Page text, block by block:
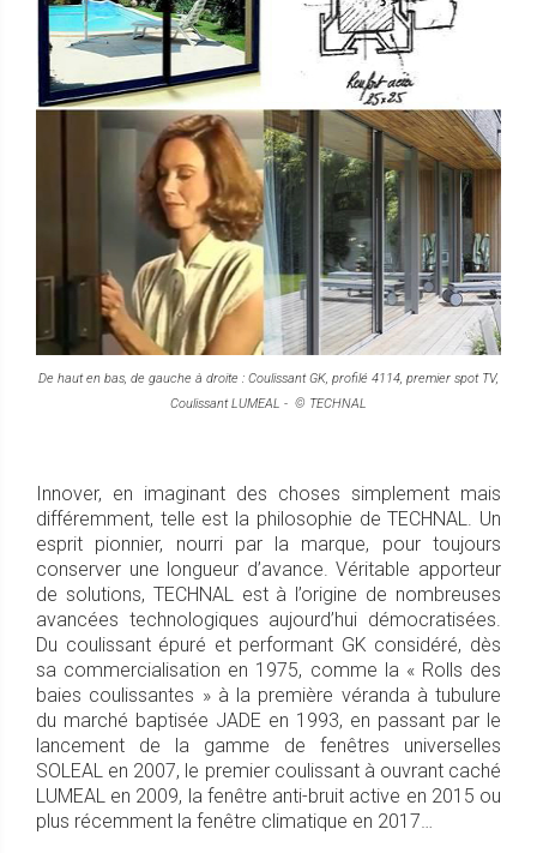
De haut en bas, de gauche à droite : Coulissant GK, profilé 4114, premier spot TV,
Coulissant LUMEAL - © TECHNAL
Innover, en imaginant des choses simplement mais
différemment, telle est la philosophie de TECHNAL. Un
esprit pionnier, nourri par la marque, pour toujours
conserver une longueur d’avance. Véritable apporteur
de solutions, TECHNAL est à l’origine de nombreuses
avancées technologiques aujourd’hui démocratisées.
Du coulissant épuré et performant GK considéré, dès
sa commercialisation en 1975, comme la « Rolls des
baies coulissantes » à la première véranda à tubulure
du marché baptisée JADE en 1993, en passant par le
lancement de la gamme de fenêtres universelles
SOLEAL en 2007, le premier coulissant à ouvrant caché
LUMEAL en 2009, la fenêtre anti-bruit active en 2015 ou
plus récemment la fenêtre climatique en 2017…